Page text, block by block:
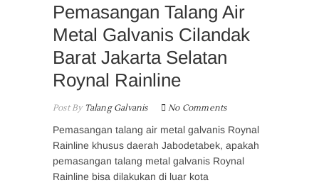
Pemasangan Talang Air
Metal Galvanis Cilandak
Barat Jakarta Selatan
Roynal Rainline
Post ByTalang Galvanis No Comments
Pemasangan talang air metal galvanis Roynal
Rainline khusus daerah Jabodetabek, apakah
pemasangan talang metal galvanis Roynal
Rainline bisa dilakukan di luar kota